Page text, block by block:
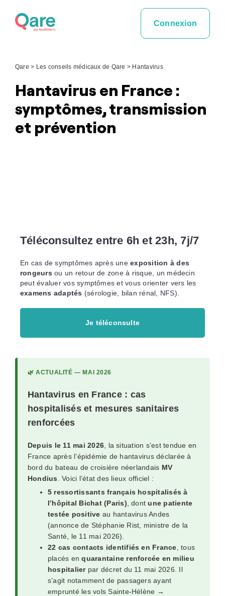
Connexion
Qare > Les conseils médicaux de Qare > Hantavirus
Hantavirus en France :
symptômes, transmission
et prévention
Téléconsultez entre 6h et 23h, 7j/7
En cas de symptômes après uneexposition à des
rongeurs ou un retour de zone à risque, un médecin
peut évaluer vos symptômes et vous orienter vers les
examens adaptés (sérologie, bilan rénal, NFS).
Je téléconsulte
🌿 ACTUALITÉ — MAI 2026
Hantavirus en France : cas
hospitalisés et mesures sanitaires
renforcées
Depuis le 11 mai 2026 , la situation s’est tendue en
France après l’épidémie de hantavirus déclarée à
bord du bateau de croisière néerlandais MV
Hondius
. Voici l’état des lieux officiel :
5 ressortissants français hospitalisés à
l’hôpital Bichat (Paris) , dontune patiente
testée positive au hantavirus Andes
(annonce de Stéphanie Rist, ministre de la
Santé, le 11 mai 2026).
22 cas contacts identifiés en France , tous
placés enquarantaine renforcée en milieu
hospitalierpar décret du 11 mai 2026. Il
s’agit notamment de passagers ayant
emprunté les vols Sainte-Hélène →